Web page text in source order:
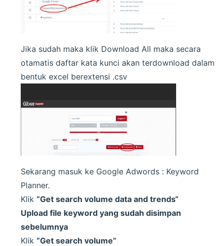
Jika sudah maka klik Download All maka secara
otamatis daftar kata kunci akan terdownload dalam
bentuk excel berextensi .csv
Sekarang masuk ke Google Adwords : Keyword
Planner.
Klik “Get search volume data and trends“
Upload file keyword yang sudah disimpan
sebelumnya
Klik “Get search volume”